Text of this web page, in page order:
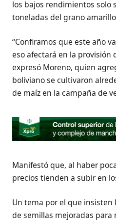
los bajos rendimientos solo
toneladas del grano
“Confiramos que este año
eso afectará en la provisión
expresó Moreno, quien
boliviano se cultivaron
de maíz en la campaña de
Manifestó que, al haber
precios tienden a subir en
Un tema por el que insisten
de semillas mejoradas para